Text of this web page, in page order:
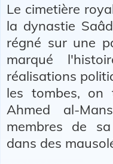
Le cimetière
la dynastie
régné sur une
marqué
réalisations
les tombes, on
Ahmed al-
membres de
dans des